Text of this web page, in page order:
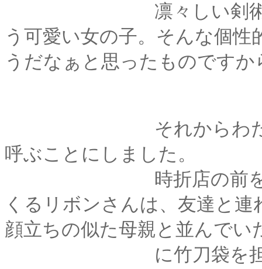
凛々しい剣術少年か
う可愛い女の子。そんな個
うだなぁと思ったものですか
それからわたしは、
呼ぶことにしました。
時折店の前を通りか
くるリボンさんは、友達と
顔立ちの似た母親と並んでい
に竹刀袋を担いだ父